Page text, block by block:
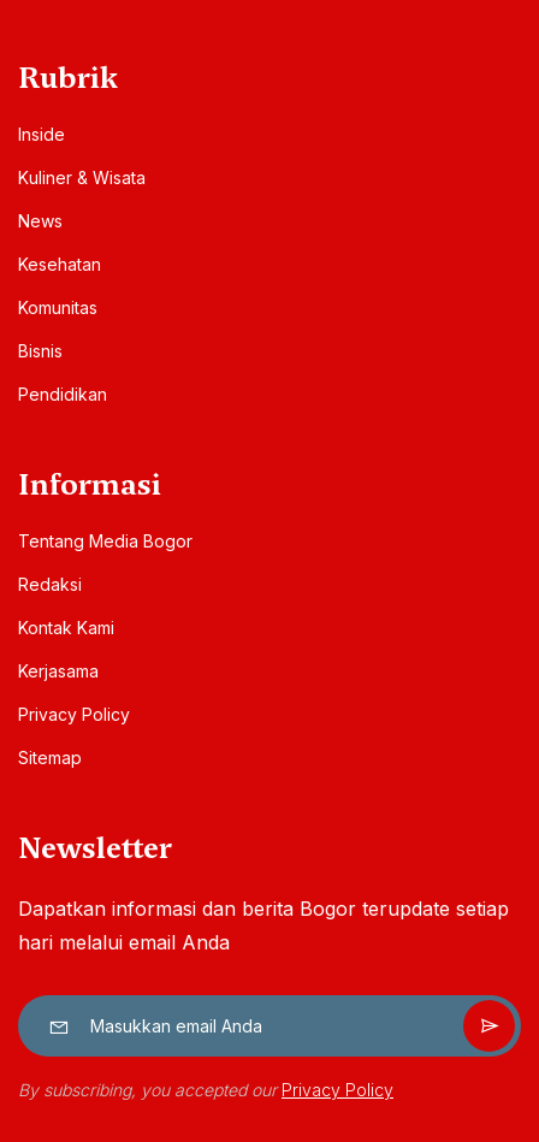
Rubrik
Inside
Kuliner & Wisata
News
Kesehatan
Komunitas
Bisnis
Pendidikan
Informasi
Tentang Media Bogor
Redaksi
Kontak Kami
Kerjasama
Privacy Policy
Sitemap
Newsletter
Dapatkan informasi dan berita Bogor terupdate setiap
hari melalui email Anda
By subscribing, you accepted ourPrivacy Policy